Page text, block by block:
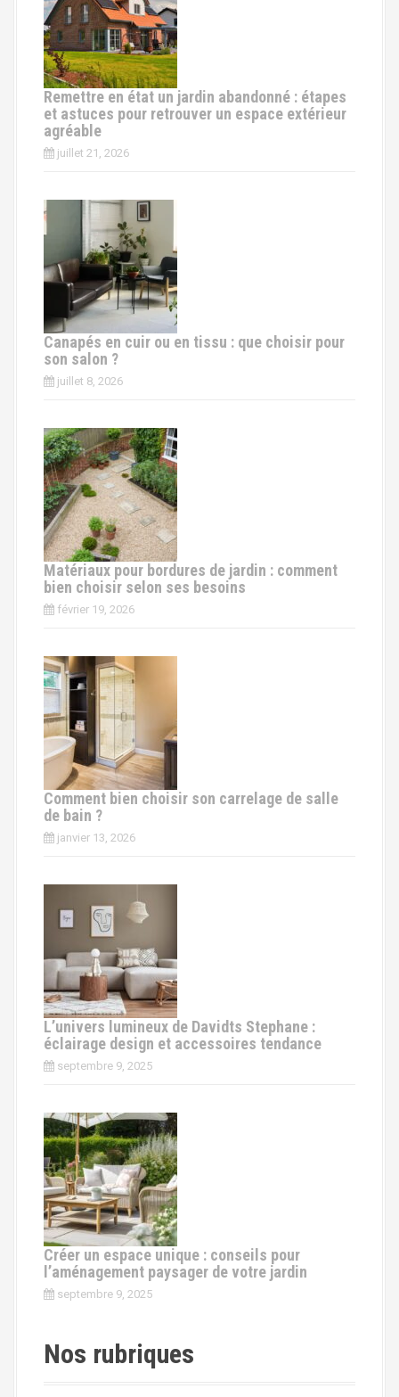
Remettre en état un jardin abandonné : étapes
et astuces pour retrouver un espace extérieur
agréable
juillet 21, 2026
Canapés en cuir ou en tissu : que choisir pour
son salon ?
juillet 8, 2026
Matériaux pour bordures de jardin : comment
bien choisir selon ses besoins
février 19, 2026
Comment bien choisir son carrelage de salle
de bain ?
janvier 13, 2026
L’univers lumineux de Davidts Stephane :
éclairage design et accessoires tendance
septembre 9, 2025
Créer un espace unique : conseils pour
l’aménagement paysager de votre jardin
septembre 9, 2025
Nos rubriques